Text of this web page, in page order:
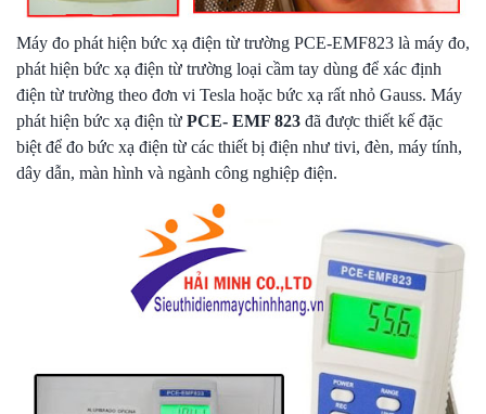
Máy đo phát hiện bức xạ điện từ trường PCE-EMF823 là máy đo,
phát hiện bức xạ điện từ trường loại cầm tay dùng để xác định
điện từ trường theo đơn vi Tesla hoặc bức xạ rất nhỏ Gauss. Máy
phát hiện bức xạ điện từ PCE- EMF 823 đã được thiết kế đặc
biệt để đo bức xạ điện từ các thiết bị điện như tivi, đèn, máy tính,
dây dẫn, màn hình và ngành công nghiệp điện.